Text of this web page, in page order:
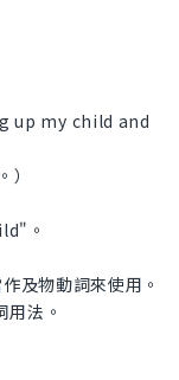
up my child and
。
及物動詞來使用。
法。